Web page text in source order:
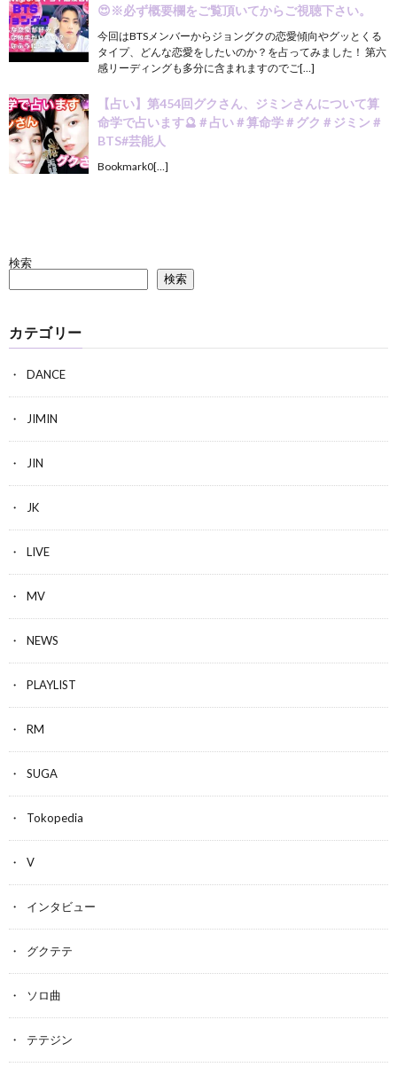
😍※必ず概要欄をご覧頂いてからご視聴下さい。
今回はBTSメンバーからジョングクの恋愛傾向やグッとくる
タイプ、どんな恋愛をしたいのか？を占ってみました！ 第六
感リーディングも多分に含まれますのでご[…]
【占い】第454回グクさん、ジミンさんについて算
命学で占います🔮＃占い＃算命学＃グク＃ジミン＃
BTS#芸能人
Bookmark0[…]
検索
検索
カテゴリー
DANCE
JIMIN
JIN
JK
LIVE
MV
NEWS
PLAYLIST
RM
SUGA
Tokopedia
V
インタビュー
グクテテ
ソロ曲
テテジン